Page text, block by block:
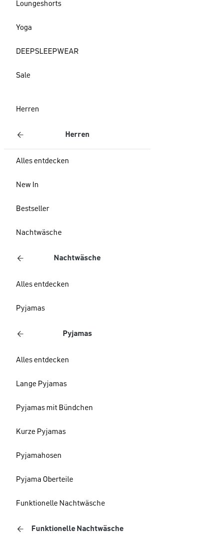
Loungeshorts
Yoga
DEEPSLEEPWEAR
Sale
Herren
Herren
Alles entdecken
New In
Bestseller
Nachtwäsche
Nachtwäsche
Alles entdecken
Pyjamas
Pyjamas
Alles entdecken
Lange Pyjamas
Pyjamas mit Bündchen
Kurze Pyjamas
Pyjamahosen
Pyjama Oberteile
Funktionelle Nachtwäsche
Funktionelle Nachtwäsche